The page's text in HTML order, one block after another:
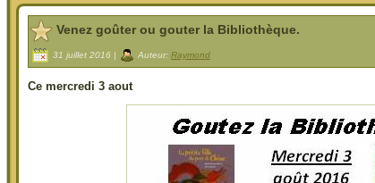
Venez goûter ou gouter la Bibliothèque.
31 juillet 2016 | Auteur: Raymond
Ce mercredi 3 aout